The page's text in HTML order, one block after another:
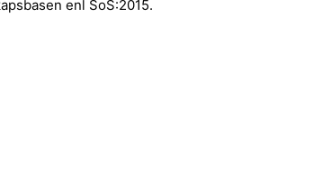
enl SoS:2015.